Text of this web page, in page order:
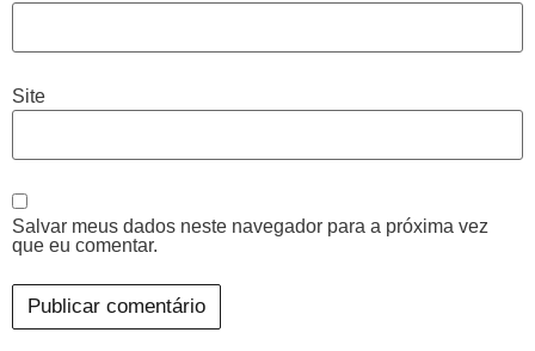
Site
Salvar meus dados neste navegador para a próxima vez
que eu comentar.